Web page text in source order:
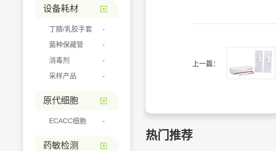
设备耗材
丁腈/乳胶手套
菌种保藏管
消毒剂
采样产品
原代细胞
ECACC细胞
药敏检测
上一篇：
热门推荐